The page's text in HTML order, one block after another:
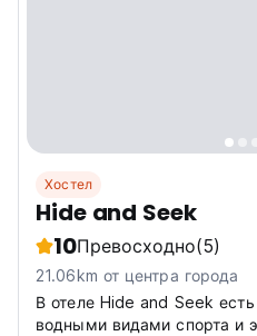
Хостел
Hide and Seek
10Превосходно(5)
21.06km от центра города
В отеле Hide and Seek
водными видами спорта и